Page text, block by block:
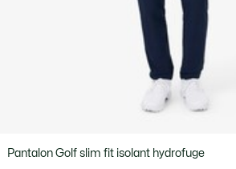
Pantalon Golf slim fit isolant hydrofuge